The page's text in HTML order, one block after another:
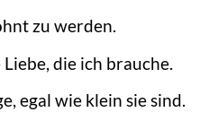
zu werden.
die ich brauche.
egal wie klein sie sind.